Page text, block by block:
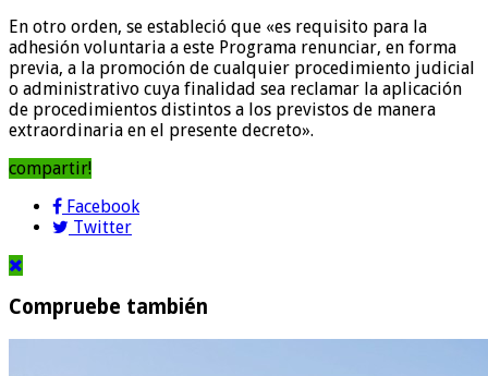
En otro orden, se estableció que «es requisito para la
adhesión voluntaria a este Programa renunciar, en forma
previa, a la promoción de cualquier procedimiento judicial
o administrativo cuya finalidad sea reclamar la aplicación
de procedimientos distintos a los previstos de manera
extraordinaria en el presente decreto».
compartir!
Facebook
Twitter
Compruebe también